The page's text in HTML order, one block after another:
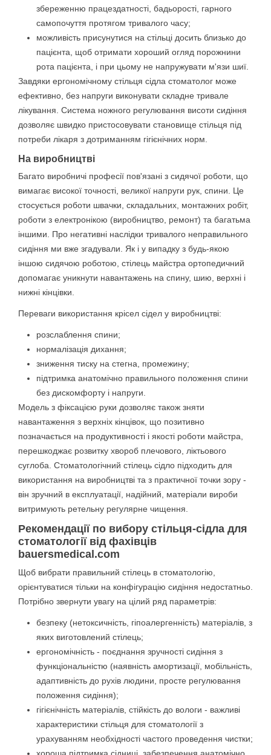
збереженню працездатності, бадьорості, гарного
самопочуття протягом тривалого часу;
можливість присунутися на стільці досить близько до
пацієнта, щоб отримати хороший огляд порожнини
рота пацієнта, і при цьому не напружувати м'язи шиї.
Завдяки ергономічному стільця сідла стоматолог може
ефективно, без напруги виконувати складне тривале
лікування. Система ножного регулювання висоти сидіння
дозволяє швидко пристосовувати становище стільця під
потреби лікаря з дотриманням гігієнічних норм.
На виробництві
Багато виробничі професії пов'язані з сидячої роботи, що
вимагає високої точності, великої напруги рук, спини. Це
стосується роботи швачки, складальних, монтажних робіт,
роботи з електронікою (виробництво, ремонт) та багатьма
іншими. Про негативні наслідки тривалого неправильного
сидіння ми вже згадували. Як і у випадку з будь-якою
іншою сидячою роботою, стілець майстра ортопедичний
допомагає уникнути навантажень на спину, шию, верхні і
нижні кінцівки.
Переваги використання крісел сідел у виробництві:
розслаблення спини;
нормалізація дихання;
зниження тиску на стегна, промежину;
підтримка анатомічно правильного положення спини
без дискомфорту і напруги.
Модель з фіксацією руки дозволяє також зняти
навантаження з верхніх кінцівок, що позитивно
позначається на продуктивності і якості роботи майстра,
перешкоджає розвитку хвороб плечового, ліктьового
суглоба. Стоматологічний стілець сідло підходить для
використання на виробництві та з практичної точки зору -
він зручний в експлуатації, надійний, матеріали вироби
витримують ретельну регулярне чищення.
Рекомендації по вибору стільця-сідла для
стоматології від фахівців
bauersmedical.com
Щоб вибрати правильний стілець в стоматологію,
орієнтуватися тільки на конфігурацію сидіння недостатньо.
Потрібно звернути увагу на цілий ряд параметрів:
безпеку (нетоксичність, гіпоалергенність) матеріалів, з
яких виготовлений стілець;
ергономічність - поєднання зручності сидіння з
функціональністю (наявність амортизації, мобільність,
адаптивність до рухів людини, просте регулювання
положення сидіння);
гігієнічність матеріалів, стійкість до вологи - важливі
характеристики стільця для стоматології з
урахуванням необхідності частого проведення чистки;